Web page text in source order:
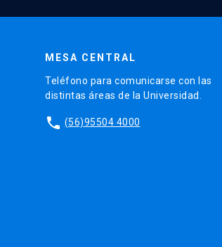
MESA CENTRAL
Teléfono para comunicarse con las
distintas áreas de la Universidad.
phone (56)95504 4000